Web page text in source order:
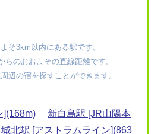
そ3km以内にある駅です。
のおおよその直線距離です。
辺の宿を探すことができます。
](168m)
新白島駅 [JR山陽本
城北駅 [アストラムライン](863